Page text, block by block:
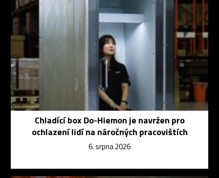
Chladící box Do-Hiemon je navržen pro
ochlazení lidí na náročných pracovištích
6. srpna 2026